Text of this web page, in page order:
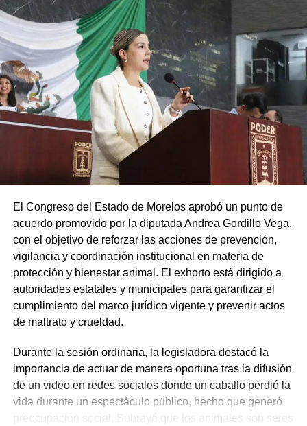
El Congreso del Estado de Morelos aprobó un punto de
acuerdo promovido por la diputada Andrea Gordillo Vega,
con el objetivo de reforzar las acciones de prevención,
vigilancia y coordinación institucional en materia de
protección y bienestar animal. El exhorto está dirigido a
autoridades estatales y municipales para garantizar el
cumplimiento del marco jurídico vigente y prevenir actos
de maltrato y crueldad.
Durante la sesión ordinaria, la legisladora destacó la
importancia de actuar de manera oportuna tras la difusión
de un video en redes sociales donde un caballo perdió la
vida durante un espectáculo público, hecho que generó
preocupación social. Subrayó que los animales son seres